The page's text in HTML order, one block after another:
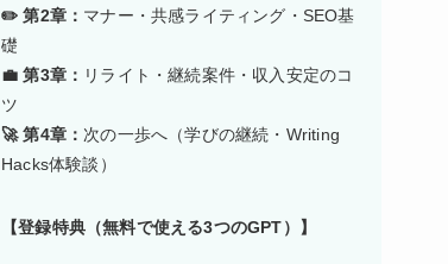
✏️ 第2章： マナー・共感ライティング・SEO基
礎
💼 第3章： リライト・継続案件・収入安定のコ
ツ
🚀 第4章： 次の一歩へ（学びの継続・Writing
Hacks体験談）
【登録特典（無料で使える3つのGPT）】